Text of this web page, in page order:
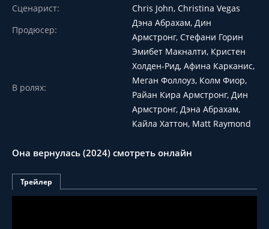
Сценарист:
Chris John, Christina Vegas
Продюсер:
Дэна Абрахам, Дин
Армстронг, Стефани Горин
В ролях:
Эмибет Макналти, Кристен
Холден-Рид, Афина Карканис,
Меган Фоллоуз, Колм Фиор,
Райан Кира Армстронг, Дин
Армстронг, Дэна Абрахам,
Кайла Хаттон, Matt Raymond
Она вернулась (2024) смотреть онлайн
Трейлер